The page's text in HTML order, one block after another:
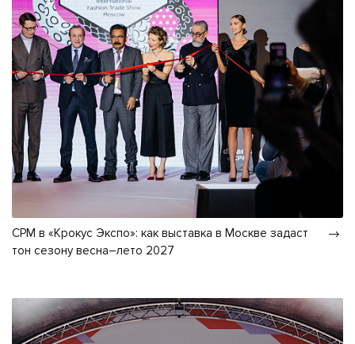
CPM в «Крокус Экспо»: как выставка в Москве задаст
тон сезону весна–лето 2027